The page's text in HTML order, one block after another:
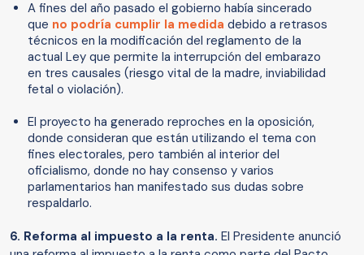
A fines del año pasado el gobierno había sincerado
que no podría cumplir la medida debido a retrasos
técnicos en la modificación del reglamento de la
actual Ley que permite la interrupción del embarazo
en tres causales (riesgo vital de la madre, inviabilidad
fetal o violación).
El proyecto ha generado reproches en la oposición,
donde consideran que están utilizando el tema con
fines electorales, pero también al interior del
oficialismo, donde no hay consenso y varios
parlamentarios han manifestado sus dudas sobre
respaldarlo.
6. Reforma al impuesto a la renta. El Presidente anunció